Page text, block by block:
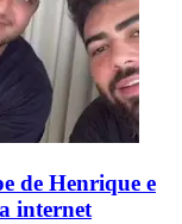
de Henrique e
internet